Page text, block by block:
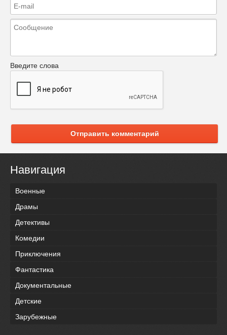
Введите слова
Отправить комментарий
Навигация
Военные
Драмы
Детективы
Комедии
Приключения
Фантастика
Документальные
Детские
Зарубежные